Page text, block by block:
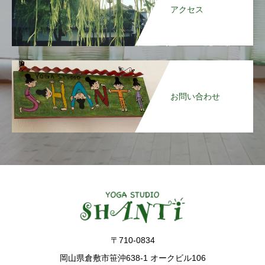
アクセス
お問い合わせ
〒710-0834
岡山県倉敷市笹沖638-1 オークビル106